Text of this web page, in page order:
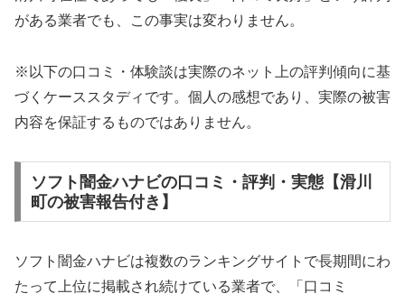
がある業者でも、この事実は変わりません。
※以下の口コミ・体験談は実際のネット上の評判傾向に基
づくケーススタディです。個人の感想であり、実際の被害
内容を保証するものではありません。
ソフト闇金ハナビの口コミ・評判・実態【滑川
町の被害報告付き】
ソフト闇金ハナビは複数のランキングサイトで長期間にわ
たって上位に掲載され続けている業者で、「口コミ